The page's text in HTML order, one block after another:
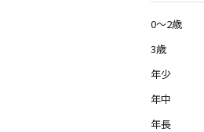
0～2歳
3歳
年少
年中
年長